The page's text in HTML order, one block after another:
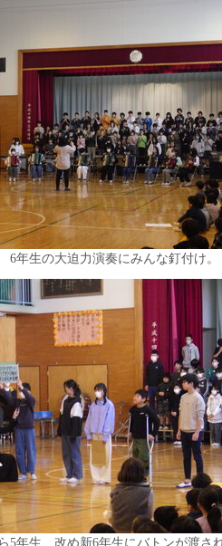
6年生の大迫力演奏にみんな釘付け。
5年生、改め新6年生にバトンが渡さ